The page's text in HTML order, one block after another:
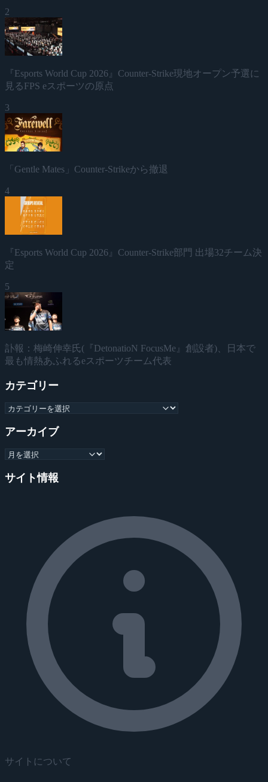
2
『Esports World Cup 2026』Counter-Strike現地オープン予選に
見るFPS eスポーツの原点
3
「Gentle Mates」Counter-Strikeから撤退
4
『Esports World Cup 2026』Counter-Strike部門 出場32チーム決
定
5
訃報：梅崎伸幸氏(『DetonatioN FocusMe』創設者)、日本で
最も情熱あふれるeスポーツチーム代表
カテゴリー
アーカイブ
サイト情報
サイトについて